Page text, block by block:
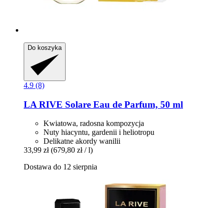
Do koszyka
4.9 (8)
LA RIVE Solare Eau de Parfum, 50 ml
Kwiatowa, radosna kompozycja
Nuty hiacyntu, gardenii i heliotropu
Delikatne akordy wanilii
33,99 zł (679,80 zł / l)
Dostawa do 12 sierpnia